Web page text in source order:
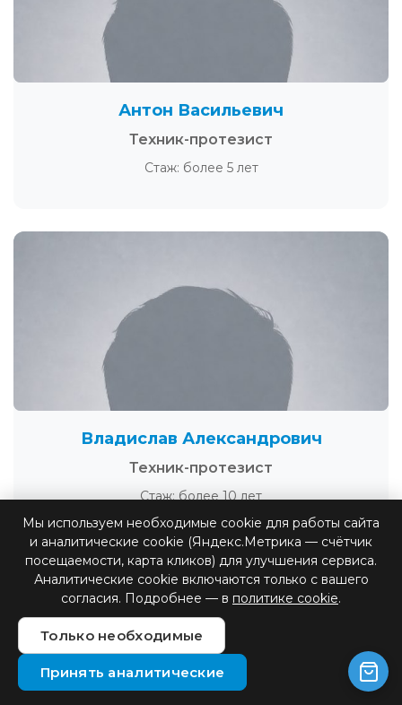
Антон Васильевич
Техник-протезист
Стаж: более 5 лет
Владислав Александрович
Техник-протезист
Стаж: более 10 лет
Наши преимущества
Мы используем необходимые cookie для работы сайта
и аналитические cookie (Яндекс.Метрика — счётчик
посещаемости, карта кликов) для улучшения сервиса.
Аналитические cookie включаются только с вашего
согласия. Подробнее — в политике cookie.
Только необходимые
Принять аналитические